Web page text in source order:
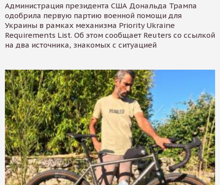
Администрация президента США Дональда Трампа
одобрила первую партию военной помощи для
Украины в рамках механизма Priority Ukraine
Requirements List. Об этом сообщает Reuters со ссылкой
на два источника, знакомых с ситуацией